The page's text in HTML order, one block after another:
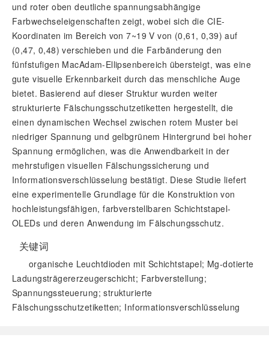
und roter oben deutliche spannungsabhängige
Farbwechseleigenschaften zeigt, wobei sich die CIE-
Koordinaten im Bereich von 7~19 V von (0,61, 0,39) auf
(0,47, 0,48) verschieben und die Farbänderung den
fünfstufigen MacAdam-Ellipsenbereich übersteigt, was eine
gute visuelle Erkennbarkeit durch das menschliche Auge
bietet. Basierend auf dieser Struktur wurden weiter
strukturierte Fälschungsschutzetiketten hergestellt, die
einen dynamischen Wechsel zwischen rotem Muster bei
niedriger Spannung und gelbgrünem Hintergrund bei hoher
Spannung ermöglichen, was die Anwendbarkeit in der
mehrstufigen visuellen Fälschungssicherung und
Informationsverschlüsselung bestätigt. Diese Studie liefert
eine experimentelle Grundlage für die Konstruktion von
hochleistungsfähigen, farbverstellbaren Schichtstapel-
OLEDs und deren Anwendung im Fälschungsschutz.
关键词
organische Leuchtdioden mit Schichtstapel; Mg-dotierte
Ladungsträgererzeugerschicht; Farbverstellung;
Spannungssteuerung; strukturierte
Fälschungsschutzetiketten; Informationsverschlüsselung